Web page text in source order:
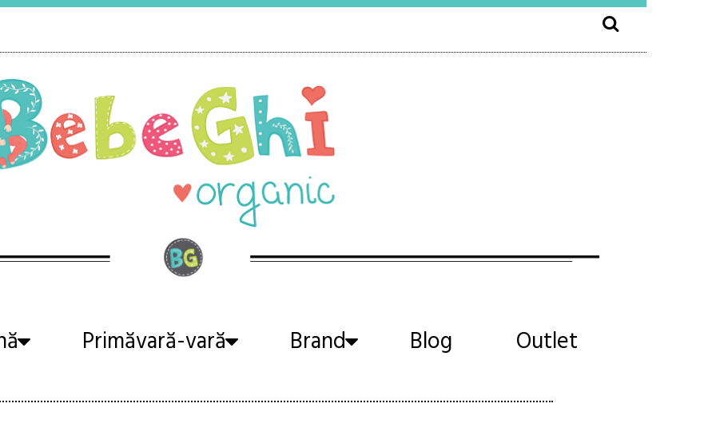
Primăvară-vară Brand Blog Outlet